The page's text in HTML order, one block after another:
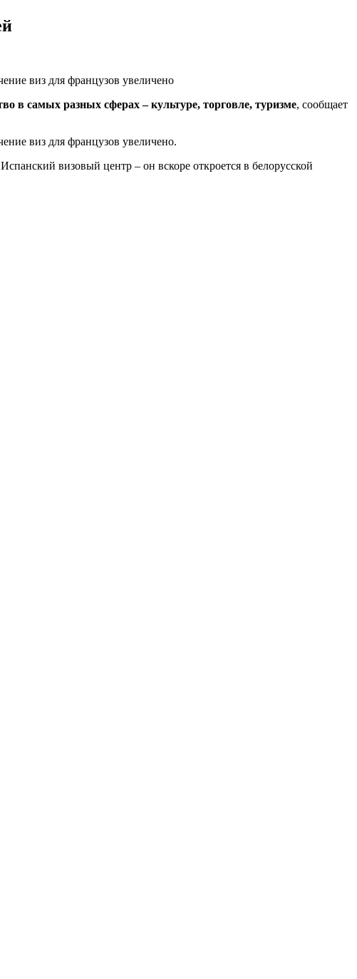
виз для французов увеличено
в самых разных сферах – культуре, торговле, туризме, сообщает
виз для французов увеличено.
визовый центр – он вскоре откроется в белорусской